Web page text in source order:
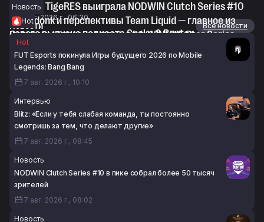
Nuclear TigeRES выиграла NODWIN Clutch Series #10
7 авг. 2026 г., 06:30
Новость
Спад donk и перспективы Team Liquid — главное из
нового выпуска подкаста Snake & Banter
6 авг. 2026 г., 21:02
Hot
Сетка и расписание плей-офф WINLINE Star Series
Season 3 по CS2
6 авг. 2026 г., 20:05
Новости
Все новости
Hot
FUT Esports покинула Игры будущего 2026 по Mobile
Legends: Bang Bang
7 авг. 2026 г., 10:10
Интервью
Blitz: «Если у тебя слабая команда, ты постоянно
смотришь за тем, что делают другие»
7 авг. 2026 г., 08:45
Новость
NODWIN Clutch Series #10 в пике собрал более 50 тысяч
зрителей
7 авг. 2026 г., 08:02
Новость